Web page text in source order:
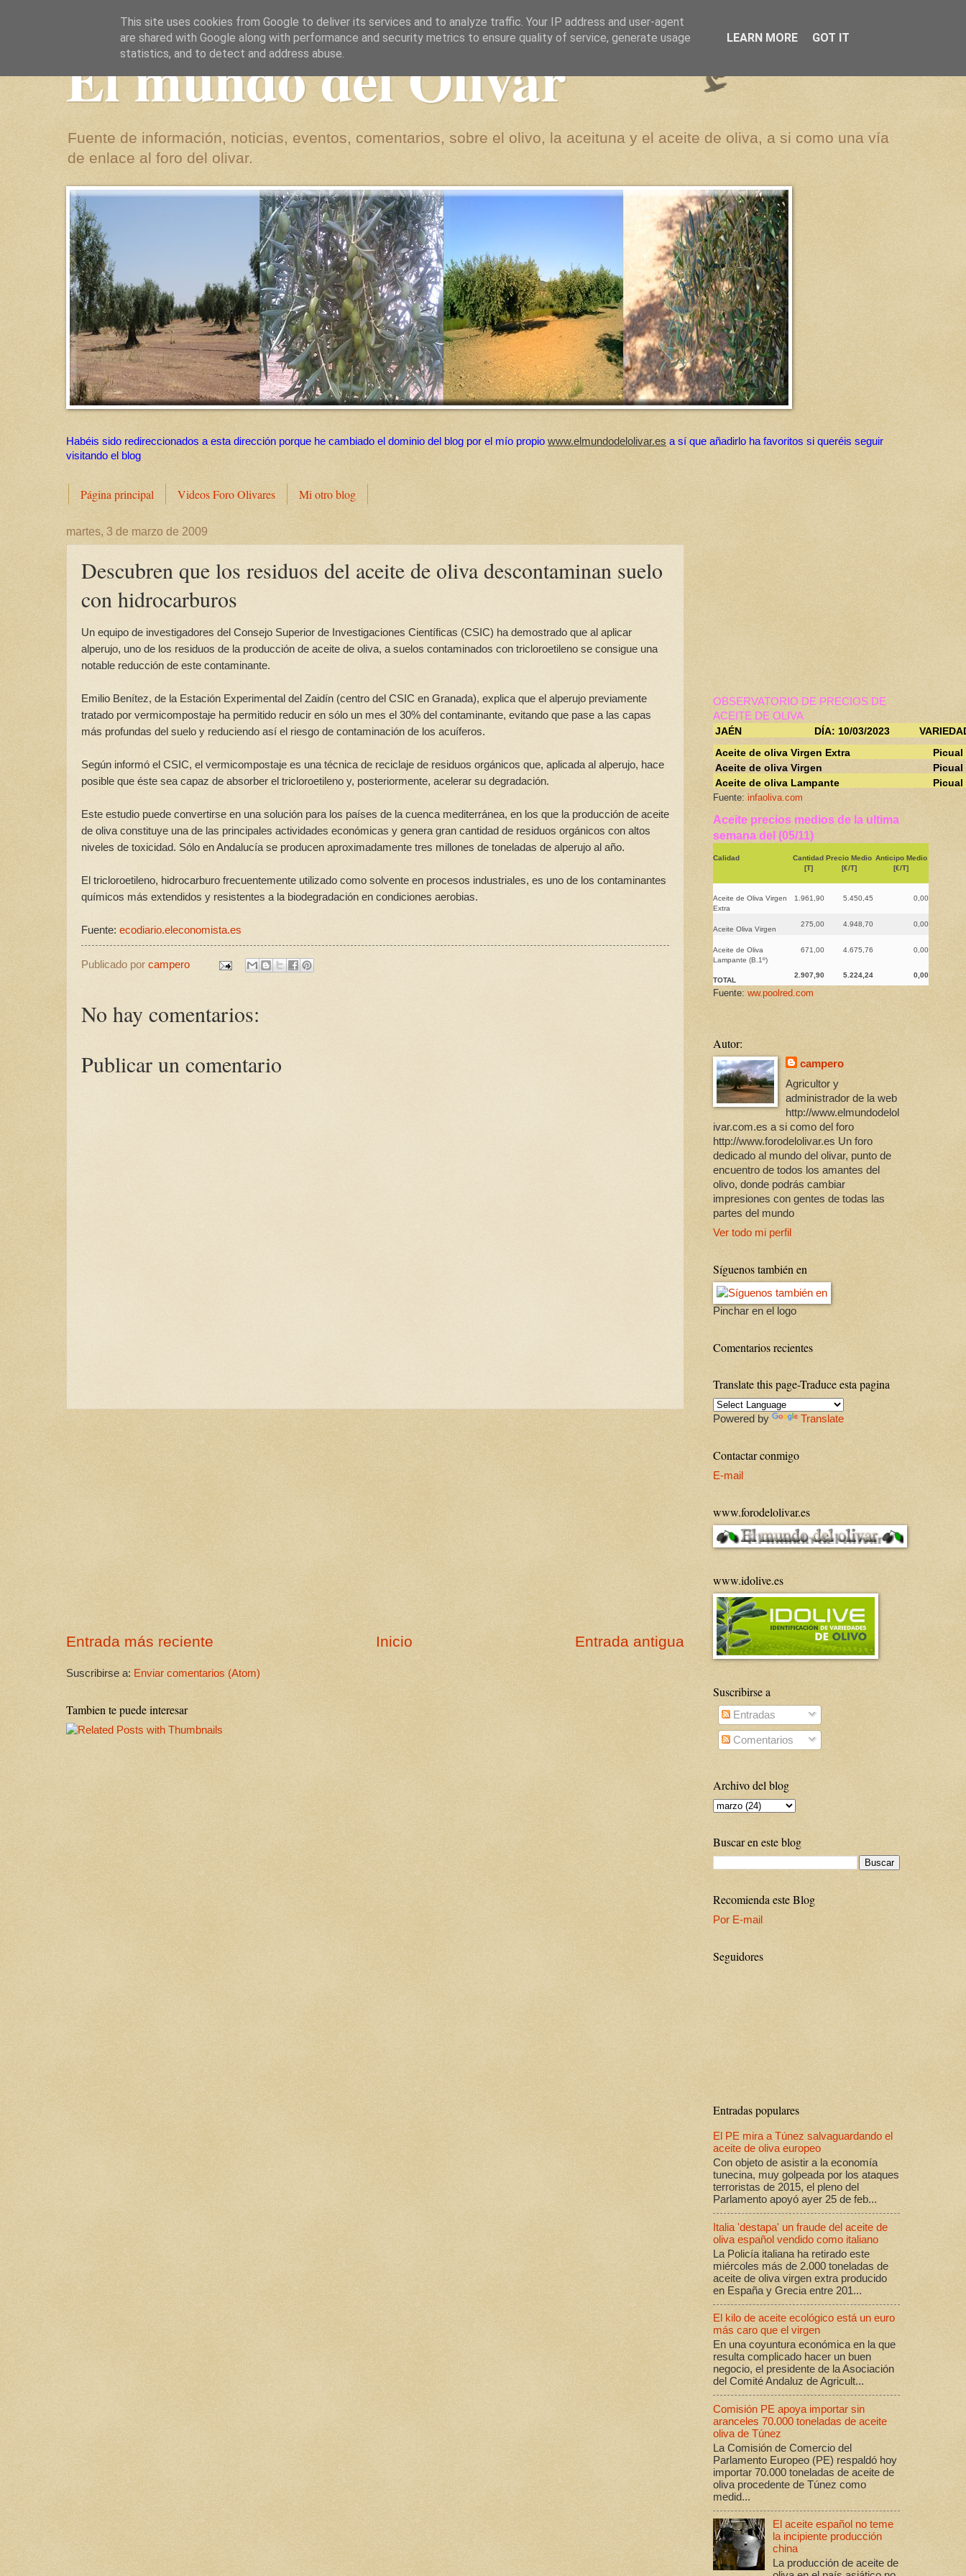
El mundo del Olivar
Fuente de información, noticias, eventos, comentarios, sobre el olivo, la aceituna y el aceite de oliva, a si como una vía
de enlace al foro del olivar.
Habéis sido redireccionados a esta dirección porque he cambiado el dominio del blog por el mío propio www.elmundodelolivar.es a sí que añadirlo ha favoritos si queréis seguir
visitando el blog
Página principal Videos Foro Olivares Mi otro blog
martes, 3 de marzo de 2009
Descubren que los residuos del aceite de oliva descontaminan suelo
con hidrocarburos
Un equipo de investigadores del Consejo Superior de Investigaciones Científicas (CSIC) ha demostrado que al aplicar
alperujo, uno de los residuos de la producción de aceite de oliva, a suelos contaminados con tricloroetileno se consigue una
notable reducción de este contaminante.
Emilio Benítez, de la Estación Experimental del Zaidín (centro del CSIC en Granada), explica que el alperujo previamente
tratado por vermicompostaje ha permitido reducir en sólo un mes el 30% del contaminante, evitando que pase a las capas
más profundas del suelo y reduciendo así el riesgo de contaminación de los acuíferos.
Según informó el CSIC, el vermicompostaje es una técnica de reciclaje de residuos orgánicos que, aplicada al alperujo, hace
posible que éste sea capaz de absorber el tricloroetileno y, posteriormente, acelerar su degradación.
Este estudio puede convertirse en una solución para los países de la cuenca mediterránea, en los que la producción de aceite
de oliva constituye una de las principales actividades económicas y genera gran cantidad de residuos orgánicos con altos
niveles de toxicidad. Sólo en Andalucía se producen aproximadamente tres millones de toneladas de alperujo al año.
El tricloroetileno, hidrocarburo frecuentemente utilizado como solvente en procesos industriales, es uno de los contaminantes
químicos más extendidos y resistentes a la biodegradación en condiciones aerobias.
Fuente: ecodiario.eleconomista.es
Publicado por campero
No hay comentarios:
Publicar un comentario
Entrada más reciente Entrada antigua
Inicio
Suscribirse a: Enviar comentarios (Atom)
Tambien te puede interesar
OBSERVATORIO DE PRECIOS DE
ACEITE DE OLIVA
JAÉN
DÍA: 10/03/2023
Aceite de oliva Virgen Extra
Picual
Aceite de oliva Virgen
Picual
Aceite de oliva Lampante
Picual
Fuente: infaoliva.com
Aceite precios medios de la ultima
semana del (05/11)
Calidad
Cantidad
[T]
Precio Medio
[€/T]
Anticipo Medio
[€/T]
Aceite de Oliva Virgen
Extra
1.961,90 5.450,45 0,00
Aceite Oliva Virgen
275,00 4.948,70 0,00
Aceite de Oliva
Lampante (B.1º)
671,00 4.675,76 0,00
TOTAL
2.907,90 5.224,24 0,00
Fuente: ww.poolred.com
Autor:
campero
Agricultor y
administrador de la web
http://www.elmundodelol
ivar.com.es a si como del foro
http://www.forodelolivar.es Un foro
dedicado al mundo del olivar, punto de
encuentro de todos los amantes del
olivo, donde podrás cambiar
impresiones con gentes de todas las
partes del mundo
Ver todo mi perfil
Síguenos también en
Pinchar en el logo
Comentarios recientes
Translate this page-Traduce esta pagina
Powered by Translate
Contactar conmigo
E-mail
www.forodelolivar.es
www.idolive.es
Suscribirse a
Entradas
Comentarios
Archivo del blog
Buscar en este blog
Recomienda este Blog
Por E-mail
Seguidores
Entradas populares
El PE mira a Túnez salvaguardando el
aceite de oliva europeo
Con objeto de asistir a la economía
tunecina, muy golpeada por los ataques
terroristas de 2015, el pleno del
Parlamento apoyó ayer 25 de feb...
Italia 'destapa' un fraude del aceite de
oliva español vendido como italiano
La Policía italiana ha retirado este
miércoles más de 2.000 toneladas de
aceite de oliva virgen extra producido
en España y Grecia entre 201...
El kilo de aceite ecológico está un euro
más caro que el virgen
En una coyuntura económica en la que
resulta complicado hacer un buen
negocio, el presidente de la Asociación
del Comité Andaluz de Agricult...
Comisión PE apoya importar sin
aranceles 70.000 toneladas de aceite
oliva de Túnez
La Comisión de Comercio del
Parlamento Europeo (PE) respaldó hoy
importar 70.000 toneladas de aceite de
oliva procedente de Túnez como
medid...
El aceite español no teme
la incipiente producción
china
La producción de aceite de
This site uses cookies from Google to deliver its services and to analyze traffic. Your IP address and user-agent
are shared with Google along with performance and security metrics to ensure quality of service, generate usage
statistics, and to detect and address abuse.
LEARN MORE GOT IT